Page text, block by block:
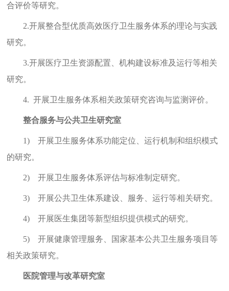
合评价等研究。
2.开展整合型优质高效医疗卫生服务体系的理论与实践
研究。
3.开展医疗卫生资源配置、机构建设标准及运行等相关
研究。
4. 开展卫生服务体系相关政策研究咨询与监测评价。
整合服务与公共卫生研究室
1)
开展卫生服务体系功能定位、运行机制和组织模式
的研究。
2) 开展卫生服务体系评估与标准制定研究。
3) 开展公共卫生体系建设、服务、运行等相关研究。
4) 开展医生集团等新型组织提供模式的研究。
5)
开展健康管理服务、国家基本公共卫生服务项目等
相关政策研究。
医院管理与改革研究室